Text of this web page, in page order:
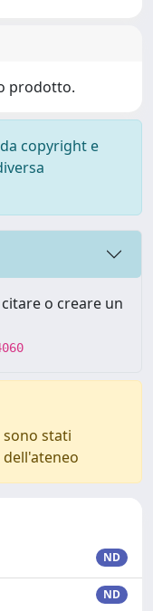
prodotto.
copyright e
o creare un
stati
ND
ND